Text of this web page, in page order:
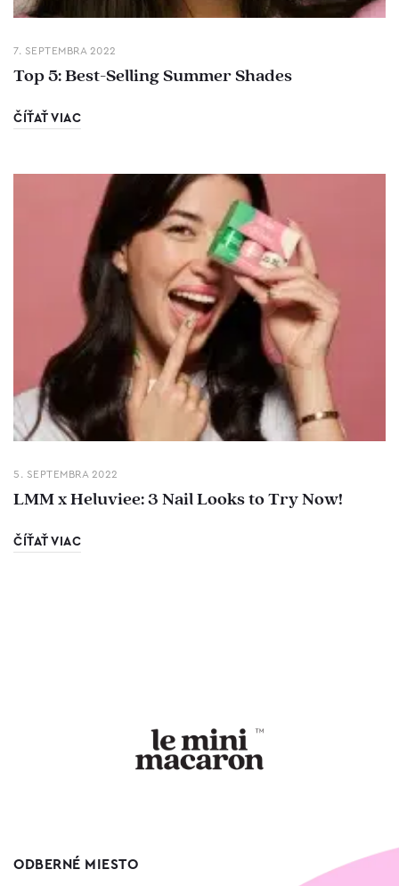
7. SEPTEMBRA 2022
Top 5: Best-Selling Summer Shades
ČÍŤAŤ VIAC
5. SEPTEMBRA 2022
LMM x Heluviee: 3 Nail Looks to Try Now!
ČÍŤAŤ VIAC
ODBERNÉ MIESTO